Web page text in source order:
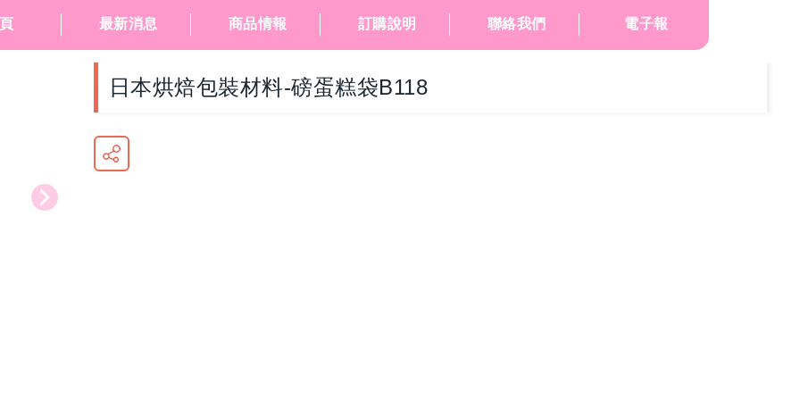
最新消息 商品情報 訂購說明 聯絡我們 電子報
日本烘焙包裝材料-磅蛋糕袋B118